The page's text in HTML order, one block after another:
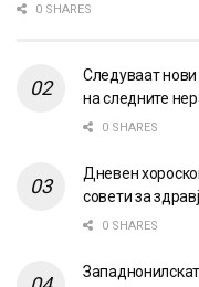
0 SHARES
Следуваат
на следните
0 SHARES
Дневен
совети за
0 SHARES